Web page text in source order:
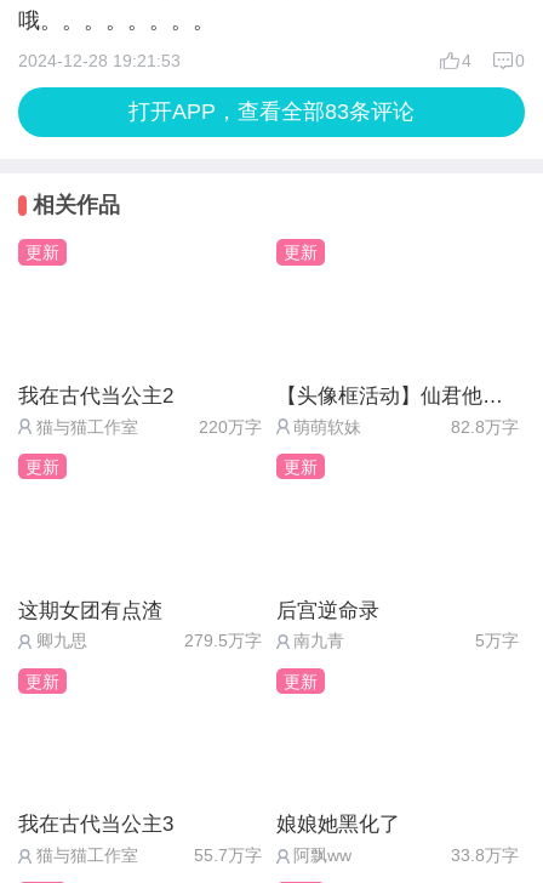
哦。。。。。。。。
0
4
2024-12-28 19:21:53
打开APP，查看全部83条评论
相关作品
更新
我在古代当公主2
猫与猫工作室 220万字
更新
【头像框活动】仙君他道心不稳
萌萌软妹 82.8万字
更新
这期女团有点渣
卿九思 279.5万字
更新
后宫逆命录
南九青 5万字
更新
我在古代当公主3
猫与猫工作室 55.7万字
更新
娘娘她黑化了
阿飘ww 33.8万字